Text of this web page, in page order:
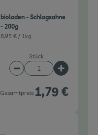
bioladen - Schlagsahne
- 200g
8,95 € / 1kg
Stück
Artikelanzahl
Gesamtpreis:1,79 €